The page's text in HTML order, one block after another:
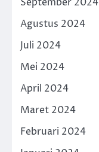
Agustus 2024
Juli 2024
Mei 2024
April 2024
Maret 2024
Februari 2024